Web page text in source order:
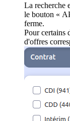
La recherche
le bouton «
ferme.
Pour certains
d'offres